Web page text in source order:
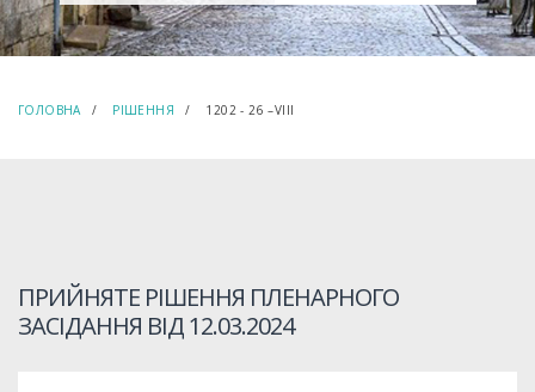
ГОЛОВНА РІШЕННЯ 1202 - 26 –VIIІ
ПРИЙНЯТЕ РІШЕННЯ ПЛЕНАРНОГО
ЗАСІДАННЯ ВІД12.03.2024